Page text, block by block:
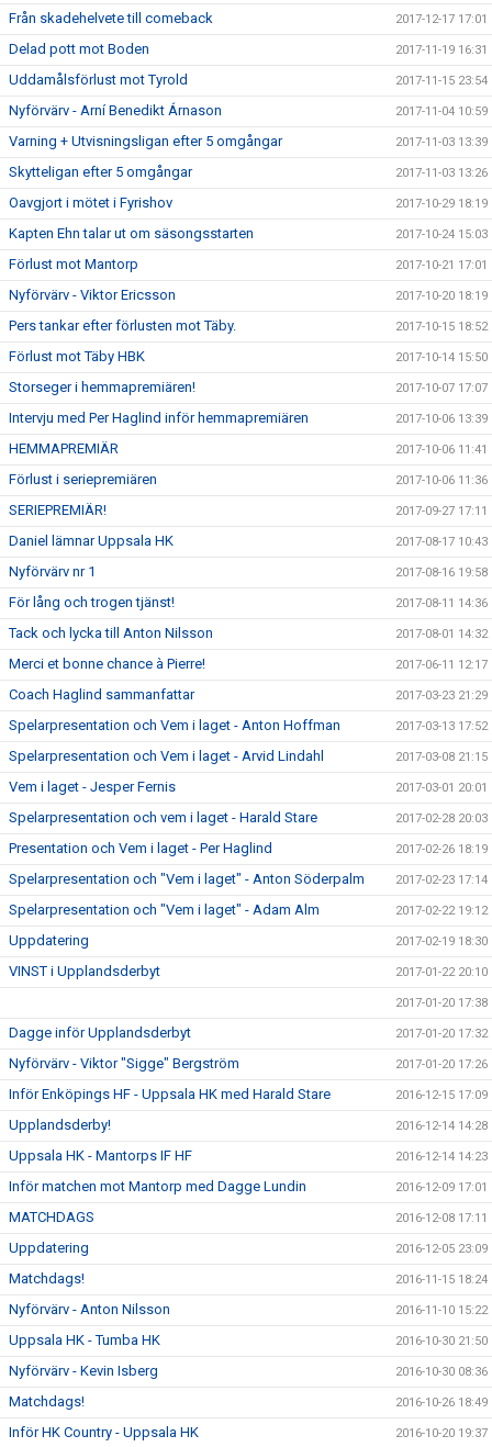
Från skadehelvete till comeback 2017-12-17 17:01
Delad pott mot Boden 2017-11-19 16:31
Uddamålsförlust mot Tyrold 2017-11-15 23:54
Nyförvärv - Arní Benedikt Árnason 2017-11-04 10:59
Varning + Utvisningsligan efter 5 omgångar 2017-11-03 13:39
Skytteligan efter 5 omgångar 2017-11-03 13:26
Oavgjort i mötet i Fyrishov 2017-10-29 18:19
Kapten Ehn talar ut om säsongsstarten 2017-10-24 15:03
Förlust mot Mantorp 2017-10-21 17:01
Nyförvärv - Viktor Ericsson 2017-10-20 18:19
Pers tankar efter förlusten mot Täby. 2017-10-15 18:52
Förlust mot Täby HBK 2017-10-14 15:50
Storseger i hemmapremiären! 2017-10-07 17:07
Intervju med Per Haglind inför hemmapremiären 2017-10-06 13:39
HEMMAPREMIÄR 2017-10-06 11:41
Förlust i seriepremiären 2017-10-06 11:36
SERIEPREMIÄR! 2017-09-27 17:11
Daniel lämnar Uppsala HK 2017-08-17 10:43
Nyförvärv nr 1 2017-08-16 19:58
För lång och trogen tjänst! 2017-08-11 14:36
Tack och lycka till Anton Nilsson 2017-08-01 14:32
Merci et bonne chance à Pierre! 2017-06-11 12:17
Coach Haglind sammanfattar 2017-03-23 21:29
Spelarpresentation och Vem i laget - Anton Hoffman 2017-03-13 17:52
Spelarpresentation och Vem i laget - Arvid Lindahl 2017-03-08 21:15
Vem i laget - Jesper Fernis 2017-03-01 20:01
Spelarpresentation och vem i laget - Harald Stare 2017-02-28 20:03
Presentation och Vem i laget - Per Haglind 2017-02-26 18:19
Spelarpresentation och "Vem i laget" - Anton Söderpalm 2017-02-23 17:14
Spelarpresentation och "Vem i laget" - Adam Alm 2017-02-22 19:12
Uppdatering 2017-02-19 18:30
VINST i Upplandsderbyt 2017-01-22 20:10
2017-01-20 17:38
Dagge inför Upplandsderbyt 2017-01-20 17:32
Nyförvärv - Viktor "Sigge" Bergström 2017-01-20 17:26
Inför Enköpings HF - Uppsala HK med Harald Stare 2016-12-15 17:09
Upplandsderby! 2016-12-14 14:28
Uppsala HK - Mantorps IF HF 2016-12-14 14:23
Inför matchen mot Mantorp med Dagge Lundin 2016-12-09 17:01
MATCHDAGS 2016-12-08 17:11
Uppdatering 2016-12-05 23:09
Matchdags! 2016-11-15 18:24
Nyförvärv - Anton Nilsson 2016-11-10 15:22
Uppsala HK - Tumba HK 2016-10-30 21:50
Nyförvärv - Kevin Isberg 2016-10-30 08:36
Matchdags! 2016-10-26 18:49
Inför HK Country - Uppsala HK 2016-10-20 19:37